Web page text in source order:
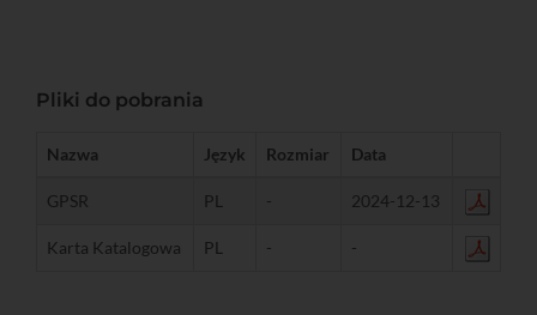
Pliki do pobrania
Nazwa Język Rozmiar Data
GPSR PL - 2024-12-13
Karta Katalogowa PL - -